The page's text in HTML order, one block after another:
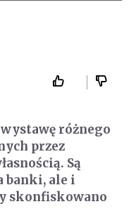
różnego
przez
Są
banki, ale i
skonfiskowano